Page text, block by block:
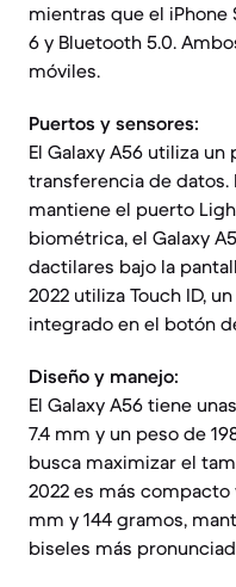
mientras que el iPhone
6 y Bluetooth 5.0.
móviles.
Puertos y sensores:
El Galaxy A56 utiliza
transferencia de datos.
mantiene el puerto
biométrica, el Galaxy
dactilares bajo la
2022 utiliza Touch ID,
integrado en el botón
Diseño y manejo:
El Galaxy A56 tiene
7.4 mm y un peso de
busca maximizar el
2022 es más compacto
mm y 144 gramos,
biseles más